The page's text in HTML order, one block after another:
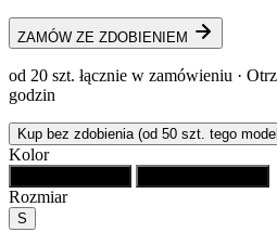
ZAMÓW ZE ZDOBIENIEM
od 20 szt. łącznie w zamówieniu ·
godzin
Kup bez zdobienia (od 50 szt. tego
Kolor
Rozmiar
S